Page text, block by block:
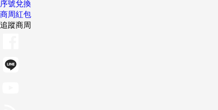
序號兌換
商周紅包
追蹤商周